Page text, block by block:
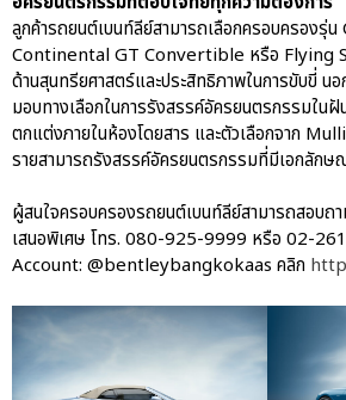
ลูกค้ารถยนต์เบนท์ลีย์สามารถเลือกครอบครองรุ่
Continental GT Convertible หรือ Flying
ด้านสุนทรียศาสตร์และประสิทธิภาพในการขับขี่ นอ
มอบทางเลือกในการรังสรรค์อัครยนตรกรรมในฝั
ตกแต่งภายในห้องโดยสาร และตัวเลือกจาก
รายสามารถรังสรรค์อัครยนตรกรรมที่มีเอกลักษ
ผู้สนใจครอบครองรถยนต์เบนท์ลีย์สามารถสอบถ
เสนอพิเศษ โทร. 080-925-9999 หรือ 02-
Account: @bentleybangkokaas คลิก